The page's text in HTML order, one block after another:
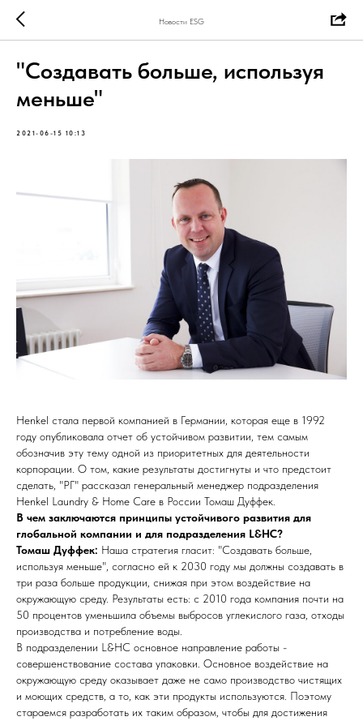
Новости ESG
"Создавать больше, используя
меньше"
2021-06-15 10:13
Henkel стала первой компанией в Германии, которая еще в 1992
году опубликовала отчет об устойчивом развитии, тем самым
обозначив эту тему одной из приоритетных для деятельности
корпорации. О том, какие результаты достигнуты и что предстоит
сделать, "РГ" рассказал генеральный менеджер подразделения
Henkel Laundry & Home Care в России Томаш Дуффек.
В чем заключаются принципы устойчивого развития для
глобальной компании и для подразделения L&HC?
Томаш Дуффек: Наша стратегия гласит: "Создавать больше,
используя меньше", согласно ей к 2030 году мы должны создавать в
три раза больше продукции, снижая при этом воздействие на
окружающую среду. Результаты есть: с 2010 года компания почти на
50 процентов уменьшила объемы выбросов углекислого газа, отходы
производства и потребление воды.
В подразделении L&HC основное направление работы -
совершенствование состава упаковки. Основное воздействие на
окружающую среду оказывает даже не само производство чистящих
и моющих средств, а то, как эти продукты используются. Поэтому
стараемся разработать их таким образом, чтобы для достижения